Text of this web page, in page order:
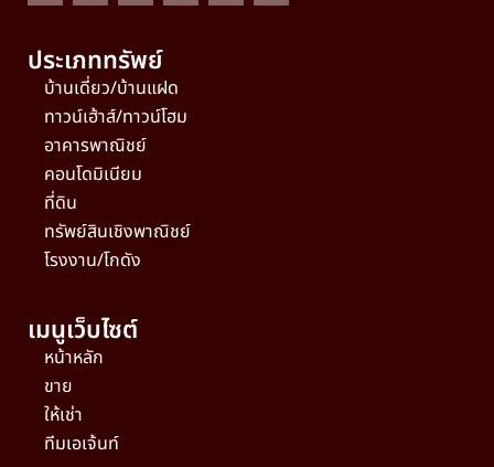
ประเภททรัพย์
บ้านเดี่ยว/บ้านแฝด
ทาวน์เฮ้าส์/ทาวน์โฮม
อาคารพาณิชย์
คอนโดมิเนียม
ที่ดิน
ทรัพย์สินเชิงพาณิชย์
โรงงาน/โกดัง
เมนูเว็บไซต์
หน้าหลัก
ขาย
ให้เช่า
ทีมเอเจ้นท์